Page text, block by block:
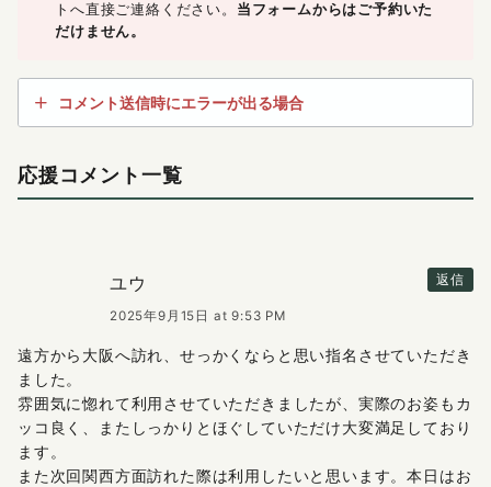
トへ直接ご連絡ください。 当フォームからはご予約いた
だけません。
コメント送信時にエラーが出る場合
応援コメント一覧
返信
ユウ
2025年9月15日 at 9:53 PM
遠方から大阪へ訪れ、せっかくならと思い指名させていただき
ました。
雰囲気に惚れて利用させていただきましたが、実際のお姿もカ
ッコ良く、またしっかりとほぐしていただけ大変満足しており
ます。
また次回関西方面訪れた際は利用したいと思います。本日はお